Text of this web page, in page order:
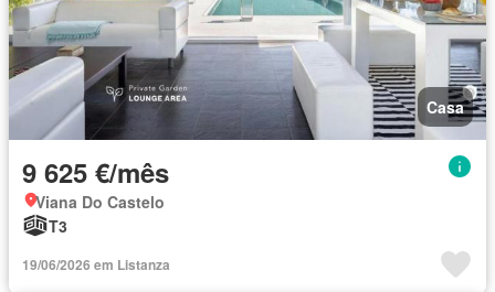
Casa
9 625 €/mês
Viana Do Castelo
T3
19/06/2026 em Listanza